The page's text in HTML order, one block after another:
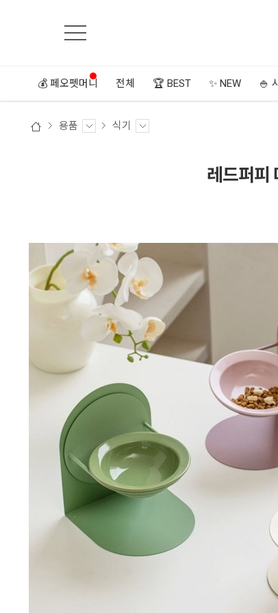
💰 페오펫머니 전체 🏆 BEST ✨ NEW 🍚
용품 식기
레드퍼피